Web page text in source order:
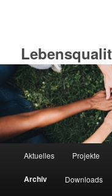
Aktuelles Projekte
Archiv Downloads